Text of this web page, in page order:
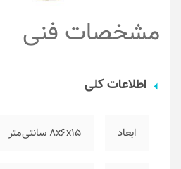
مشخصات فنی
اطلاعات کلی
ابعاد ۸x6x15 سانتی‌متر